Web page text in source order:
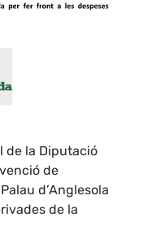
de la Diputació
de
d’Anglesola
de la